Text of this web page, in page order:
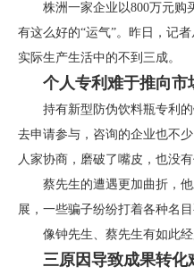
株洲一家企业以800万元购
有这么好的“运气”。昨日，记
实际生产生活中的不到三成。
个人专利难于推向市
持有新型防伪饮料瓶专利
去申请参与，咨询的企业也不
人家协商，磨破了嘴皮，也没
蔡先生的遭遇更加曲折，
展，一些骗子纷纷打着各种名
像钟先生、蔡先生有如此
三原因导致成果转化